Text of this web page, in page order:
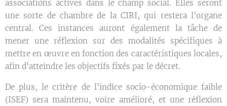
associations actives dans le champ social. Elles seront
une sorte de chambre de la CIRI, qui restera l'organe
central. Ces instances auront également la tâche de
mener une réflexion sur des modalités spécifiques à
mettre en œuvre en fonction des caractéristiques locales,
afin d'atteindre les objectifs fixés par le décret.
De plus, le critère de l'indice socio-économique faible
(ISEF) sera maintenu, voire amélioré, et une réflexion